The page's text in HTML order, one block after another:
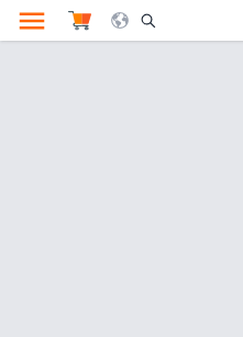
Search Opener Icon